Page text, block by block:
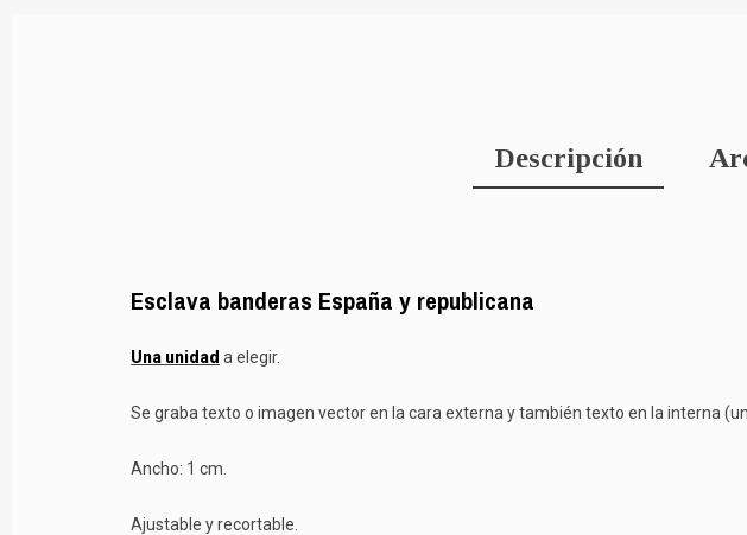
Descripción
Esclava banderas España y republicana
Una unidad a elegir.
Se graba texto o imagen vector en la cara externa y también texto en la interna
Ancho: 1 cm.
Ajustable y recortable.